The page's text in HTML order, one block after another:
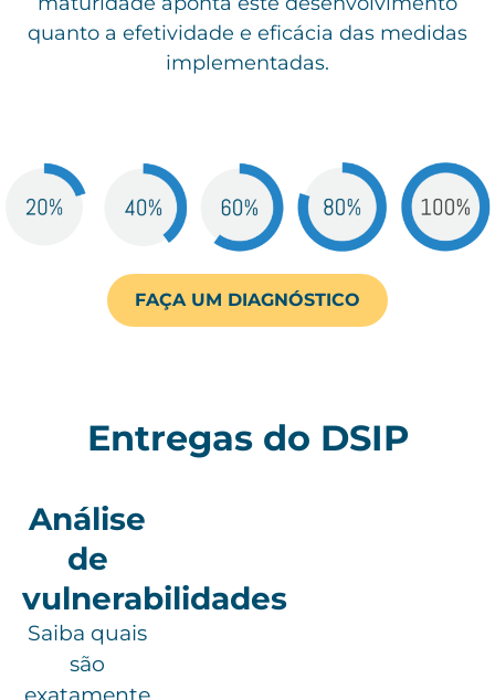
quanto a efetividade e eficácia das medidas
implementadas.
FAÇA UM DIAGNÓSTICO
Entregas do DSIP
Análise
de
vulnerabilidades
Saiba quais
são